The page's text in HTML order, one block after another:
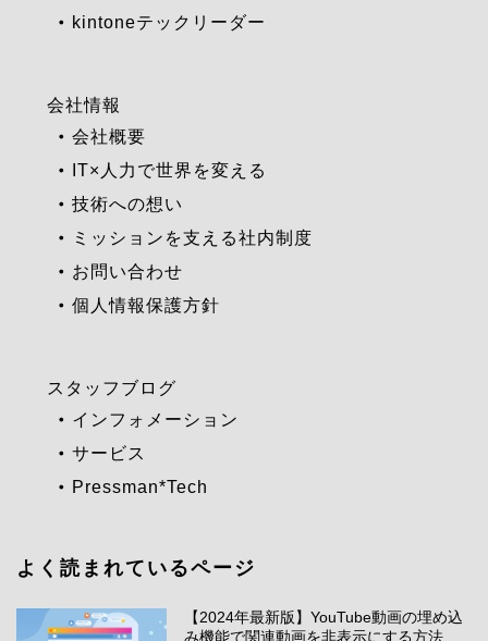
kintoneテックリーダー
会社情報
会社概要
IT×人力で世界を変える
技術への想い
ミッションを支える社内制度
お問い合わせ
個人情報保護方針
スタッフブログ
インフォメーション
サービス
Pressman*Tech
よく読まれているページ
【2024年最新版】YouTube動画の埋め込
み機能で関連動画を非表示にする方法